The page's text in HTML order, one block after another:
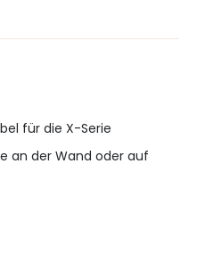
für die X-Serie
an der Wand oder auf